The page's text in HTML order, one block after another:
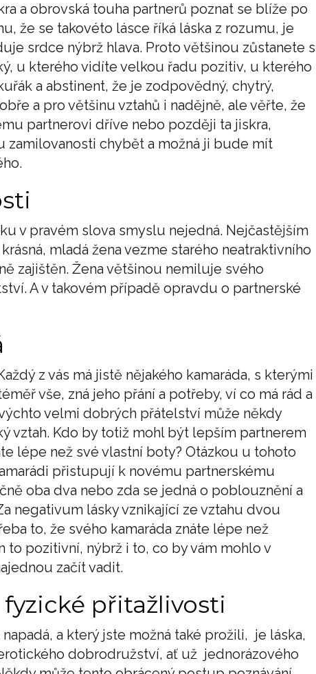
a obrovská touha partnerů poznat se blíže po
že se takovéto lásce říká láska z rozumu, je
srdce nýbrž hlava. Proto většinou zůstanete s
u kterého vidíte velkou řadu pozitiv, u kterého
a abstinent, že je zodpovědný, chytrý,
a pro většinu vztahů i nadějně, ale věřte, že
partnerovi dříve nebo později ta jiskra,
zamilovanosti chybět a možná ji bude mít
v pravém slova smyslu nejedná. Nejčastějším
mladá žena vezme starého neatraktivního
zajištěn. Žena většinou nemiluje svého
A v takovém případě opravdu o partnerské
z vás má jistě nějakého kamaráda, s kterými
vše, zná jeho přání a potřeby, ví co má rád a
velmi dobrých přátelství může někdy
vztah. Kdo by totiž mohl být lepším partnerem
lépe než své vlastní boty? Otázkou u tohoto
přistupují k novému partnerskému
oba dva nebo zda se jedná o poblouznění a
negativum lásky vznikající ze vztahu dvou
to, že svého kamaráda znáte lépe než
to pozitivní, nýbrž i to, co by vám mohlo v
začít vadit.
fyzické přitažlivosti
a který jste možná také prožili, je láska,
dobrodružství, ať už jednorázového